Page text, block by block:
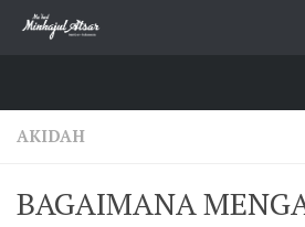
Skip to content
AKIDAH
BAGAIMANA